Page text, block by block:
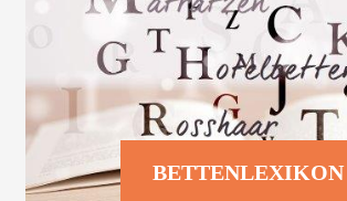
BETTENLEXIKON